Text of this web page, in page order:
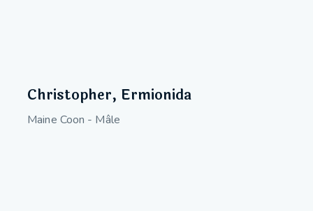
Christopher, Ermionida
Maine Coon - Mâle